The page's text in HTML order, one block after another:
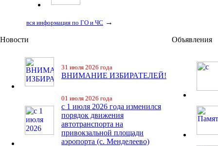
вся информация по ГО и ЧС →
Новости
31 июля 2026 года
ВНИМАНИЕ ИЗБИРАТЕЛЕЙ!
01 июля 2026 года
с 1 июля 2026 года изменился
порядок движения
автотранспорта на
привокзальной площади
аэропорта (с. Менделеево)
Объявления